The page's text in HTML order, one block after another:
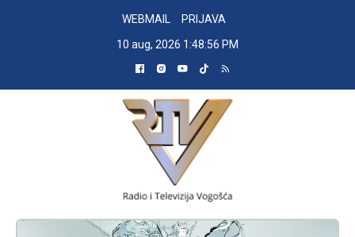
WEBMAIL
PRIJAVA
10 aug, 2026 1:48:57 PM
RADIO TELEVIZIJA VOGOŠĆA